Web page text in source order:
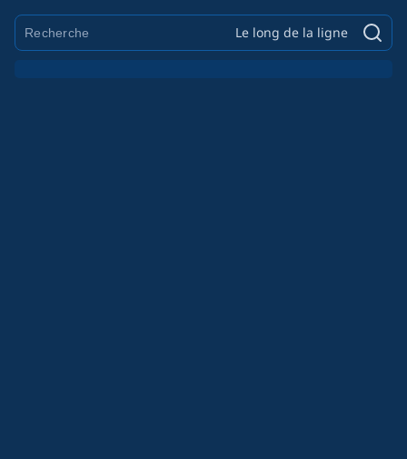
Le long de la ligne